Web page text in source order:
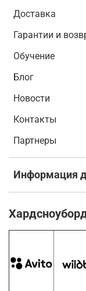
Доставка
Гарантии и
Обучение
Блог
Новости
Контакты
Партнеры
Информация